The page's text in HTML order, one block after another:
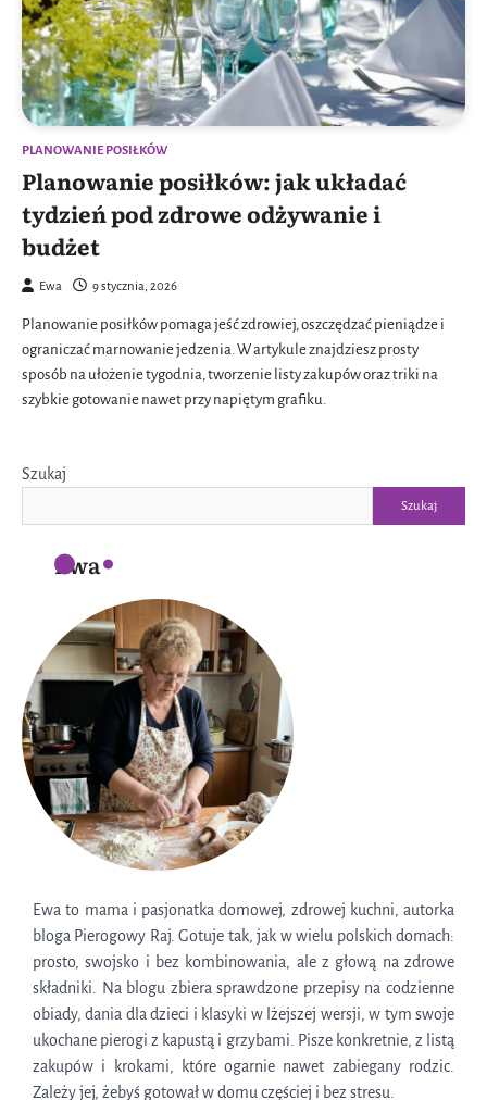
PLANOWANIE POSIŁKÓW
Planowanie posiłków: jak układać
tydzień pod zdrowe odżywanie i
budżet
Ewa 9 stycznia, 2026
Planowanie posiłków pomaga jeść zdrowiej, oszczędzać pieniądze i
ograniczać marnowanie jedzenia. W artykule znajdziesz prosty
sposób na ułożenie tygodnia, tworzenie listy zakupów oraz triki na
szybkie gotowanie nawet przy napiętym grafiku.
Szukaj
Szukaj
Ewa
Ewa to mama i pasjonatka domowej, zdrowej kuchni, autorka
bloga Pierogowy Raj. Gotuje tak, jak w wielu polskich domach:
prosto, swojsko i bez kombinowania, ale z głową na zdrowe
składniki. Na blogu zbiera sprawdzone przepisy na codzienne
obiady, dania dla dzieci i klasyki w lżejszej wersji, w tym swoje
ukochane pierogi z kapustą i grzybami. Pisze konkretnie, z listą
zakupów i krokami, które ogarnie nawet zabiegany rodzic.
Zależy jej, żebyś gotował w domu częściej i bez stresu.